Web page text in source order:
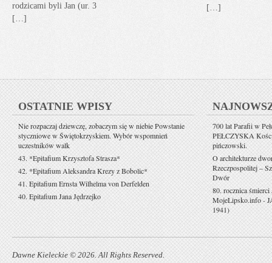
rodzicami byli Jan (ur. 3
[…]
[…]
OSTATNIE WPISY
Nie rozpaczaj dziewczę, zobaczym się w niebie Powstanie
styczniowe w Świętokrzyskiem. Wybór wspomnień
uczestników walk
43. *Epitafium Krzysztofa Strasza*
42. *Epitafium Aleksandra Krezy z Bobolic*
41. Epitafium Ernsta Wilhelma von Derfelden
40. Epitafium Jana Jędrzejko
700 lat Parafii w
PEŁCZYSKA
pińczowski.
O architekturze
Rzeczpospolitej –
Dwór
80. rocznica
MojeLipsko.info-
1941)
Dawne Kieleckie © 2026. All Rights Reserved.